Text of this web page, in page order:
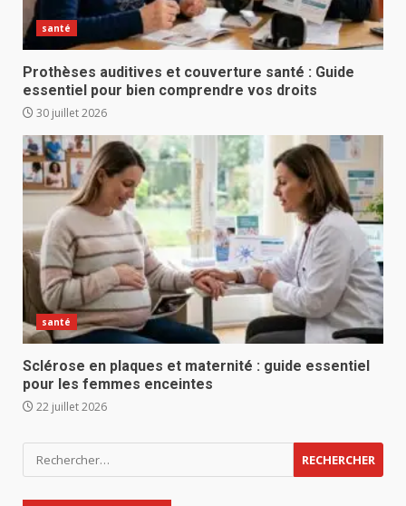
santé
Prothèses auditives et couverture santé : Guide
essentiel pour bien comprendre vos droits
30 juillet 2026
santé
Sclérose en plaques et maternité : guide essentiel
pour les femmes enceintes
22 juillet 2026
Rechercher :